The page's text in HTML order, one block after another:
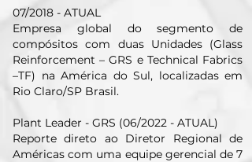
07/2018 - ATUAL
Empresa global do segmento de
compósitos com duas Unidades (Glass
Reinforcement – GRS e Technical Fabrics
–TF) na América do Sul, localizadas em
Rio Claro/SP Brasil.
Plant Leader - GRS (06/2022 - ATUAL)
Reporte direto ao Diretor Regional de
Américas com uma equipe gerencial de 7